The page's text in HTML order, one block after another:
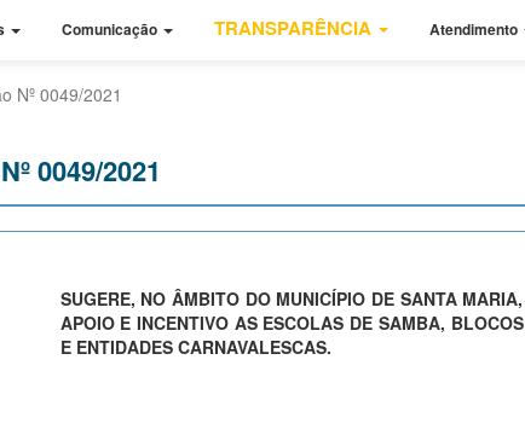
Comunicação TRANSPARÊNCIA Atendimento
Nº 0049/2021
0049/2021
SUGERE, NO ÂMBITO DO MUNICÍPIO DE SANTA MARIA,
APOIO E INCENTIVO AS ESCOLAS DE SAMBA, BLOCOS
E ENTIDADES CARNAVALESCAS.